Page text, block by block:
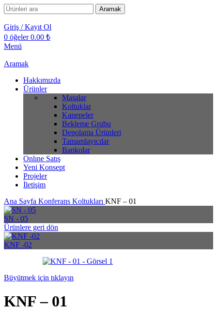
Aramak
Giriş / Kayıt Ol
0 öğeler 0.00 ₺
Menü
Aramak
Hakkımızda
Ürünler
Masalar
Koltuklar
Kanepeler
Bekleme Grubu
Depolama Ürünleri
Tamamlayıcılar
Bankolar
Onlıne Satış
Yeni Konsept
Projeler
İletişim
Ana Sayfa Konferans Koltukları KNF – 01
SN - 05
Ürünlere geri dön
KNF -02
Büyütmek için tıklayın
KNF – 01